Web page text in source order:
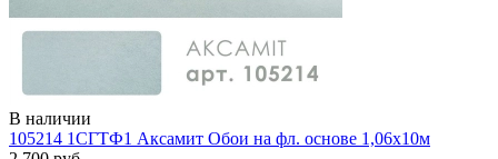
В наличии
105214 1СГТФ1 Аксамит Обои на фл. основе 1,06х10м